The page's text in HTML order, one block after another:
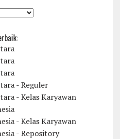
- Reguler
- Kelas Karyawan
- Kelas Karyawan
- Repository